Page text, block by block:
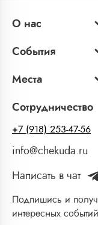
О нас
События
Места
Сотрудничество
+7 (918) 253-47-56
info@chekuda.ru
Написать в чат
Подпишись и
интересных